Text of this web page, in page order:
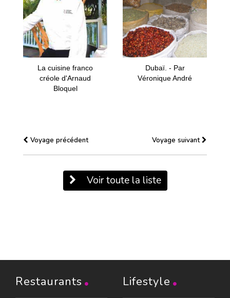
La cuisine franco
créole d'Arnaud
Bloquel
Dubaï. - Par
Véronique André
Voyage précédent Voyage suivant
Voir toute la liste
Restaurants Lifestyle